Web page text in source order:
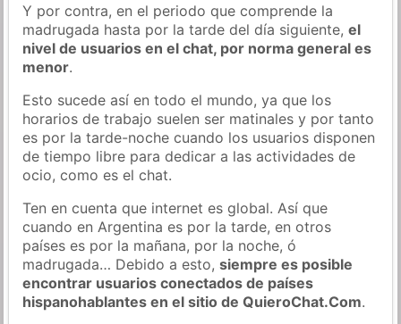
Y por contra, en el periodo que comprende la
madrugada hasta por la tarde del día siguiente,el
nivel de usuarios en el chat, por norma general es
menor.
Esto sucede así en todo el mundo, ya que los
horarios de trabajo suelen ser matinales y por tanto
es por la tarde-noche cuando los usuarios disponen
de tiempo libre para dedicar a las actividades de
ocio, como es el chat.
Ten en cuenta que internet es global. Así que
cuando en Argentina es por la tarde, en otros
países es por la mañana, por la noche, ó
madrugada… Debido a esto,siempre es posible
encontrar usuarios conectados de países
hispanohablantes en el sitio de QuieroChat.Com.